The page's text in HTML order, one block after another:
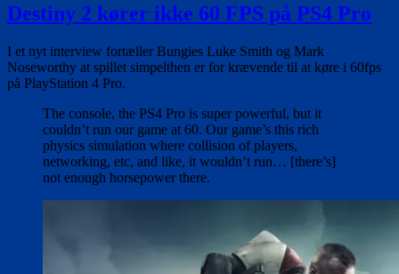
Destiny 2 kører ikke 60 FPS på PS4 Pro
I et nyt interview fortæller Bungies Luke Smith og Mark
Noseworthy at spillet simpelthen er for krævende til at køre i 60fps
på PlayStation 4 Pro.
The console, the PS4 Pro is super powerful, but it
couldn’t run our game at 60. Our game’s this rich
physics simulation where collision of players,
networking, etc, and like, it wouldn’t run… [there’s]
not enough horsepower there.